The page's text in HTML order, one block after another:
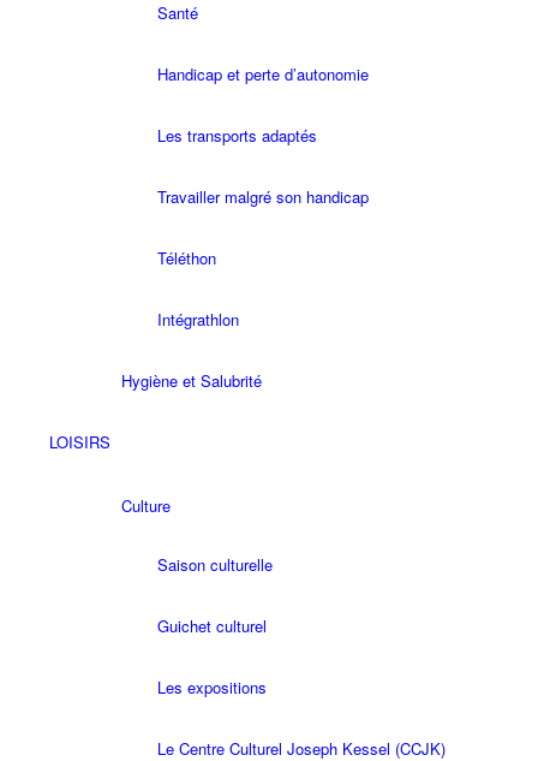
Santé
Handicap et perte d’autonomie
Les transports adaptés
Travailler malgré son handicap
Téléthon
Intégrathlon
Hygiène et Salubrité
LOISIRS
Culture
Saison culturelle
Guichet culturel
Les expositions
Le Centre Culturel Joseph Kessel (CCJK)